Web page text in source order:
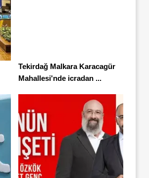
Tekirdağ Malkara Karacagür
Mahallesi'nde icradan ...